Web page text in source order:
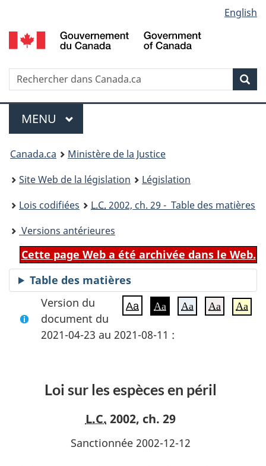
au
contenu
propos
de
la
HTML
simplifiée
selection
English
Recherche
Menu
MENU PRINCIPAL
You
are
here:
Canada.ca
Ministère de la Justice
Site Web de la législation
Législation
Lois codifiées
L.C. 2002, ch. 29 - Table des matières
Versions antérieures
Cette page Web a été archivée dans le Web.
Table des matières
Aa Aa Aa Aa Aa
Version du
document du
2021-04-23 au 2021-08-11 :
Loi sur les espèces en péril
L.C. 2002, ch. 29
Sanctionnée 2002-12-12